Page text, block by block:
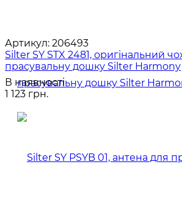
Артикул: 206493
Silter SY STX 2481, оригінальний
прасувальну дошку Silter Harmony
В наявності
1 123 грн.